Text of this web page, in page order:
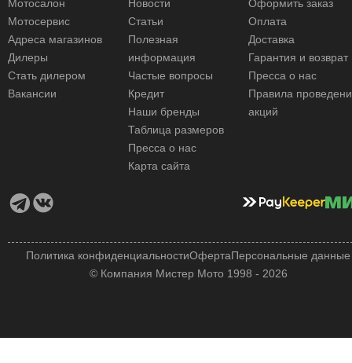
Мотосалон
Мотосервис
Адреса магазинов
Дилеры
Стать дилером
Вакансии
Новости
Статьи
Полезная
информация
Частые вопросы
Кредит
Наши бренды
Таблица размеров
Пресса о нас
Карта сайта
Оформить заказ
Оплата
Доставка
Гарантия и возврат
Пресса о нас
Правила
акций
© Компания Мистер Мото 1998 - 2026
Политика конфиденциальностиОфертаПерсональные данные